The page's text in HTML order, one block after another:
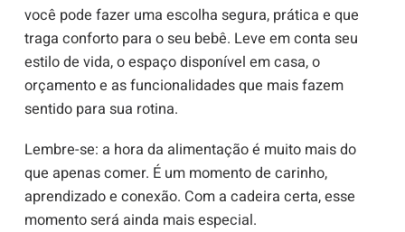
você pode fazer uma escolha segura, prática e que
traga conforto para o seu bebê. Leve em conta seu
estilo de vida, o espaço disponível em casa, o
orçamento e as funcionalidades que mais fazem
sentido para sua rotina.
Lembre-se: a hora da alimentação é muito mais do
que apenas comer. É um momento de carinho,
aprendizado e conexão. Com a cadeira certa, esse
momento será ainda mais especial.